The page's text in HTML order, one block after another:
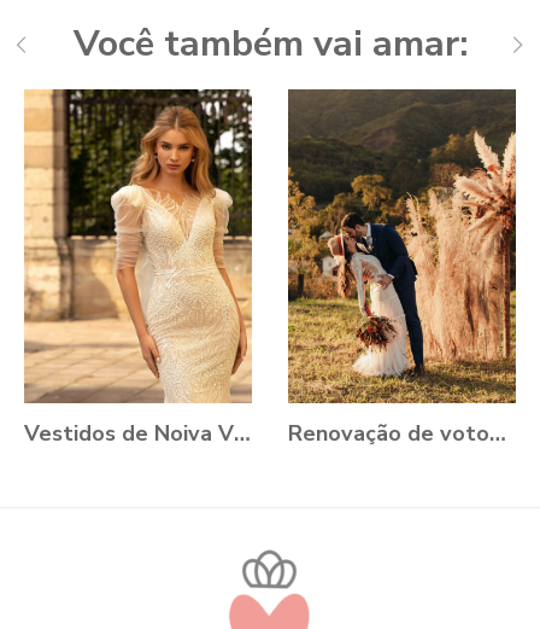
Você também vai amar:
Vestidos de Noiva VONÁ Concept - Coleção Romance 2021 Renovação de votos: Aline e Danilo, Ouro Preto - MG